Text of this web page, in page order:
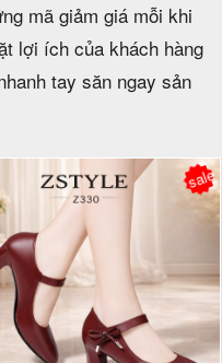
mã giảm giá mỗi khi
lợi ích của khách hàng
tay săn ngay sản
sale